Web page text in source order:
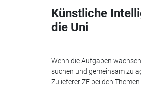
Künstliche
die Uni
Wenn die Aufgaben
suchen und gemeinsam zu
Zulieferer ZF bei den